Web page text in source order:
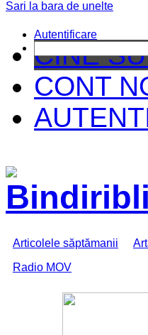
CINE
CONT
Articolele săptămanii
Radio MOV
Sari la bara de unelte
Autentificare